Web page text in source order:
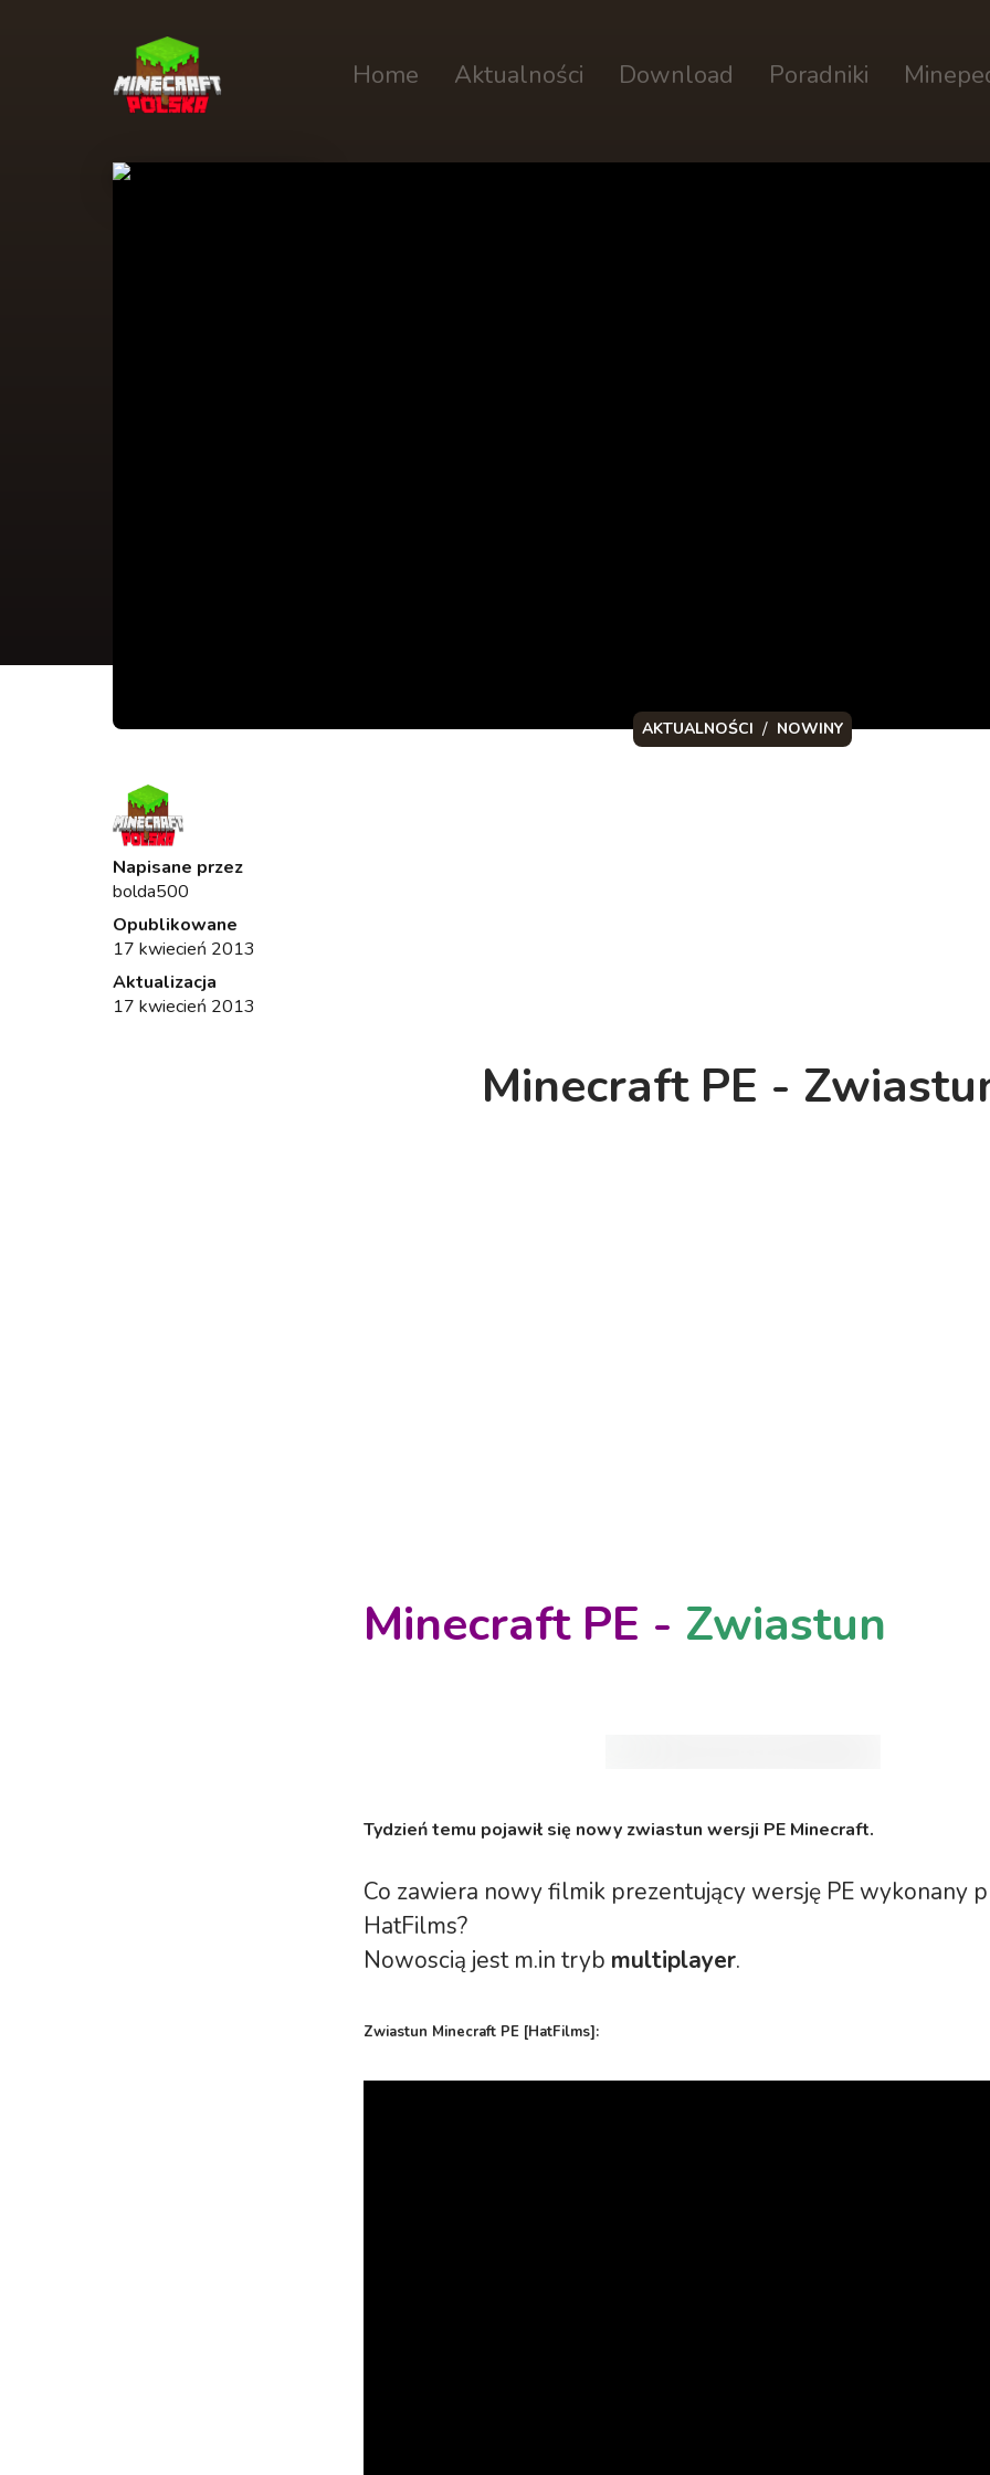
Home Aktualności Download Poradniki
AKTUALNOŚCI / NOWINY
Napisane przez
bolda500
Opublikowane
17 kwiecień 2013
Aktualizacja
17 kwiecień 2013
Minecraft PE -
Minecraft PE - Zwiastun
Tydzień temu pojawił się nowy zwiastun wersji PE Minecraft.
Co zawiera nowy filmik prezentujący wersję PE wykonany
HatFilms?
Nowoscią jest m.in tryb multiplayer.
Zwiastun Minecraft PE [HatFilms]: